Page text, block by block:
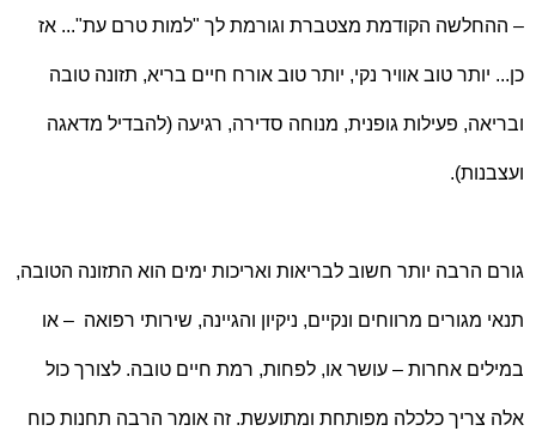
– ההחלשה הקודמת מצטברת וגורמת לך "למות טרם עת"... אז
כן... יותר טוב אוויר נקי, יותר טוב אורח חיים בריא, תזונה טובה
ובריאה, פעילות גופנית, מנוחה סדירה, רגיעה (להבדיל מדאגה
ועצבנות).
גורם הרבה יותר חשוב לבריאות ואריכות ימים הוא התזונה הטובה,
תנאי מגורים מרווחים ונקיים, ניקיון והגיינה, שירותי רפואה – או
במילים אחרות – עושר או, לפחות, רמת חיים טובה. לצורך כול
אלה צריך כלכלה מפותחת ומתועשת. זה אומר הרבה תחנות כוח